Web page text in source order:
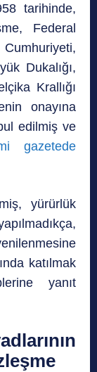
tarihinde,
Federal
Dukalığı,
Krallığı
onayına
edilmiş ve
gazetede
yürürlük
katılmak
yanıt